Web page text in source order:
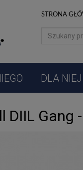
STRONA
DLA NIEJ
DIIL Gang